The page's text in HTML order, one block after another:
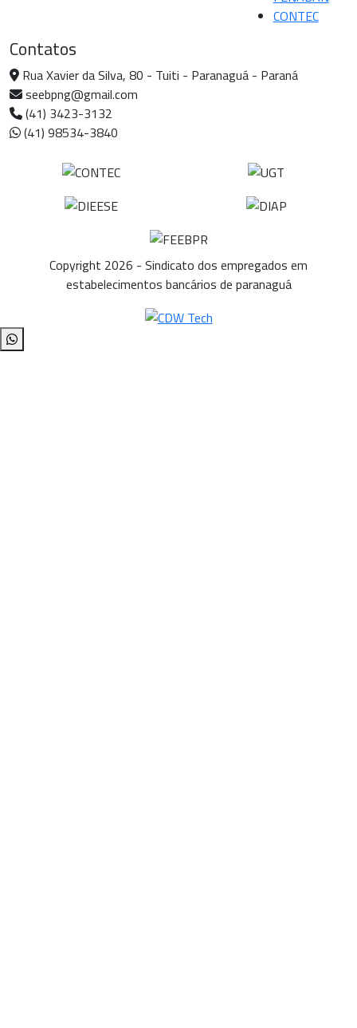
CONTEC
Contatos
Rua Xavier da Silva, 80 - Tuiti - Paranaguá - Paraná
seebpng@gmail.com
(41) 3423-3132
(41) 98534-3840
Copyright 2026 - Sindicato dos empregados em
estabelecimentos bancários de paranaguá